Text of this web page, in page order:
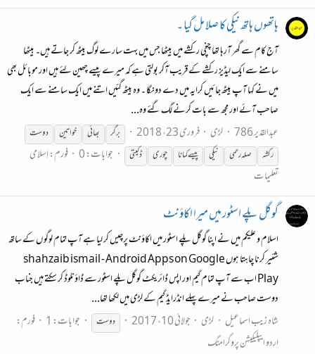
ہاتھوں ہاتھ نیکی کا صلا مل گیا ۔
آج کام سے گھر آرہا تھا چنچی رکشے میں بیٹھا جس میں بہت سارے لوگ بیٹھ کر جاتے ہیں۔ بیٹھا
سامنے سے ایک لیڈیز رکشے کے قریب آکر بولتی ہے کہ میرے پیسے چھین لئے ہیں اور موبائل بھی
میں نے کہا آپ بیٹھ جائیں کرایہ میں دے دونگا ۔ وہ بیٹھ گئیں اتنے میں ایک سامنے سے ایک
صاحب آئے اور مجھ سے بات کرنے لگ گئے وہ...
عبدالقدیر 786
لڑی فروری 23، 2018 برگر بھائی خواتین
دوست
رکشہ
صلہ رحمی نیکی پیسے کمانا چوری ڈکیتی جوابات: 0 فورم:اِسلامی
تعلیمات
گوگل پلے اسٹور میں میرا اکاؤنٹ
اسلام و علیکم میں نے اپنا گوگل پلے اسٹور میں اکاؤنٹ پرچیس کر لیا ہے آپ تمام لوگو ں کے ساتھ
شئیر کرنا چاہتا ہوں shahzaib ismail - Android Apps on Google
Play اب سے آپ تمام گیم اور اپس ڈائریکٹ گوگل پلے اسٹور سے ڈاؤنلوڈ کر سکتے ہیں جناب
دوست صاحب نے میرے پہلے انڈرایڈ گیم کے لڑی میں لکھا تھا...
شاہ زیب اسماعیل
لڑی جولائی 10، 2017 دوست جوابات: 1
فورم:
اردو ایپلیکیشن پروگرامنگ